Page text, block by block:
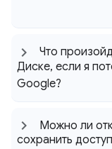
Что
Диске, если я
Google?
Можно ли
сохранить